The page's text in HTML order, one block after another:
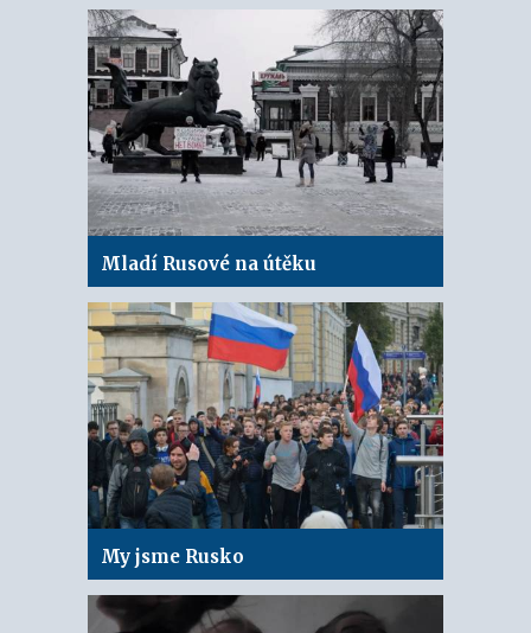
Mladí Rusové na útěku
My jsme Rusko